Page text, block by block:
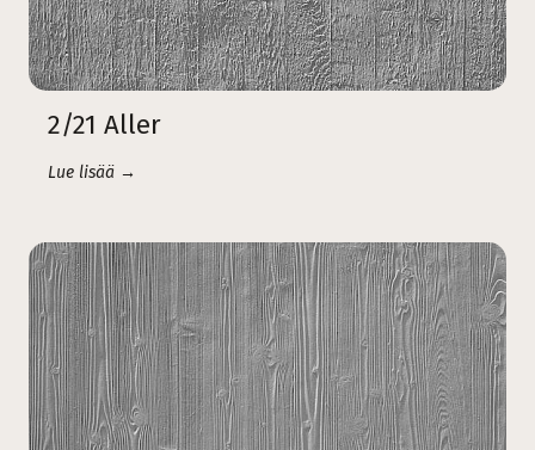
2/21 Aller
Lue lisää →